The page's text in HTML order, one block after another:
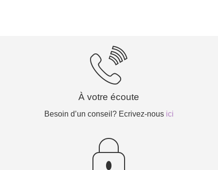
À votre écoute
Besoin d’un conseil? Ecrivez-nous ici